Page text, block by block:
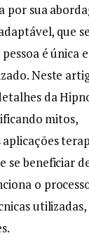
por sua
que
é única
Neste
da
mitos,
se beneficiar
o
utilizadas,